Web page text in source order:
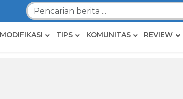
MODIFIKASI TIPS KOMUNITAS REVIEW